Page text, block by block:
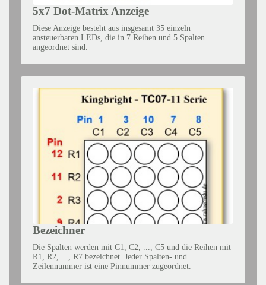
5x7 Dot-Matrix Anzeige
Diese Anzeige besteht aus insgesamt 35 einzeln
ansteuerbaren LEDs, die in 7 Reihen und 5 Spalten
angeordnet sind.
Bezeichner
Die Spalten werden mit C1, C2, ..., C5 und die Reihen mit
R1, R2, ..., R7 bezeichnet. Jeder Spalten- und
Zeilennummer ist eine Pinnummer zugeordnet.